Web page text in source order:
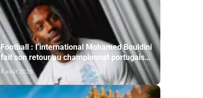
Football : l’international Mohamed Bouldini
fait son retour au championnat portugais
via l’Académico de Viseu
8 août 2026